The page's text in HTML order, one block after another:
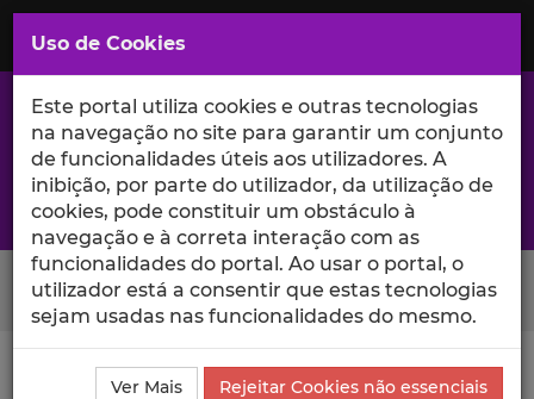
Saltar
para
Conteúdo
Principal
A excelência da investigação e ciência no Iscte
Search Button
Ciência_Iscte Autores Bruno Mataloto Currículo
Uso de Cookies
Este portal utiliza cookies e outras tecnologias
na navegação no site para garantir um conjunto
de funcionalidades úteis aos utilizadores. A
inibição, por parte do utilizador, da utilização de
cookies, pode constituir um obstáculo à
navegação e à correta interação com as
funcionalidades do portal. Ao usar o portal, o
utilizador está a consentir que estas tecnologias
sejam usadas nas funcionalidades do mesmo.
Ver Mais
Rejeitar Cookies não essenciais